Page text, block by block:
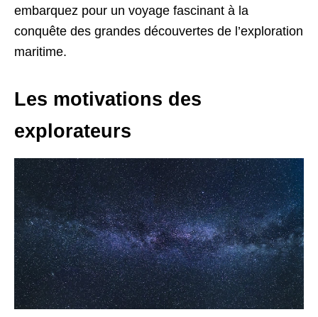
embarquez pour un voyage fascinant à la
conquête des grandes découvertes de l’exploration
maritime.
Les motivations des
explorateurs